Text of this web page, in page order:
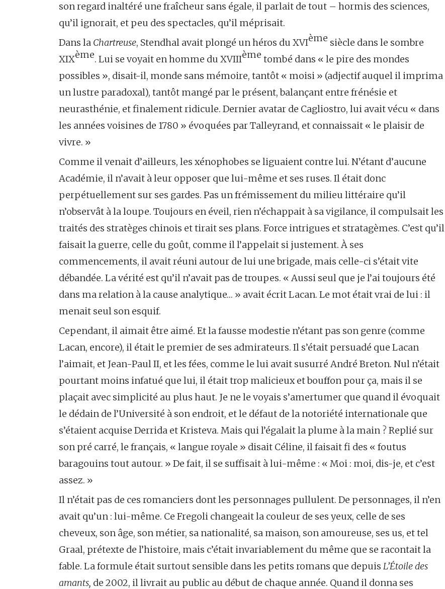
son regard inaltéré une fraîcheur sans égale, il parlait de tout – hormis des sciences,
qu’il ignorait, et peu des spectacles, qu’il méprisait.
Dans la Chartreuse, Stendhal avait plongé un héros du XVIème siècle dans le sombre
XIXème. Lui se voyait en homme du XVIIIème tombé dans « le pire des mondes
possibles », disait-il, monde sans mémoire, tantôt « moisi » (adjectif auquel il imprima
un lustre paradoxal), tantôt mangé par le présent, balançant entre frénésie et
neurasthénie, et finalement ridicule. Dernier avatar de Cagliostro, lui avait vécu « dans
les années voisines de 1780 » évoquées par Talleyrand, et connaissait « le plaisir de
vivre. »
Comme il venait d’ailleurs, les xénophobes se liguaient contre lui. N’étant d’aucune
Académie, il n’avait à leur opposer que lui-même et ses ruses. Il était donc
perpétuellement sur ses gardes. Pas un frémissement du milieu littéraire qu’il
n’observât à la loupe. Toujours en éveil, rien n’échappait à sa vigilance, il compulsait les
traités des stratèges chinois et tirait ses plans. Force intrigues et stratagèmes. C’est qu’il
faisait la guerre, celle du goût, comme il l’appelait si justement. À ses
commencements, il avait réuni autour de lui une brigade, mais celle-ci s’était vite
débandée. La vérité est qu’il n’avait pas de troupes. « Aussi seul que je l’ai toujours été
dans ma relation à la cause analytique… » avait écrit Lacan. Le mot était vrai de lui : il
menait seul son esquif.
Cependant, il aimait être aimé. Et la fausse modestie n’étant pas son genre (comme
Lacan, encore), il était le premier de ses admirateurs. Il s’était persuadé que Lacan
l’aimait, et Jean-Paul II, et les fées, comme le lui avait susurré André Breton. Nul n’était
pourtant moins infatué que lui, il était trop malicieux et bouffon pour ça, mais il se
plaçait avec simplicité au plus haut. Je ne le voyais s’amertumer que quand il évoquait
le dédain de l’Université à son endroit, et le défaut de la notoriété internationale que
s’étaient acquise Derrida et Kristeva. Mais qui l’égalait la plume à la main ? Replié sur
son pré carré, le français, « langue royale » disait Céline, il faisait fi des « foutus
baragouins tout autour. » De fait, il se suffisait à lui-même : « Moi : moi, dis-je, et c’est
assez. »
Il n’était pas de ces romanciers dont les personnages pullulent. De personnages, il n’en
avait qu’un : lui-même. Ce Fregoli changeait la couleur de ses yeux, celle de ses
cheveux, son âge, son métier, sa nationalité, sa maison, son amoureuse, ses us, et tel
Graal, prétexte de l’histoire, mais c’était invariablement du même que se racontait la
fable. La formule était surtout sensible dans les petits romans que depuis L’Étoile des
amants, de 2002, il livrait au public au début de chaque année. Quand il donna ses